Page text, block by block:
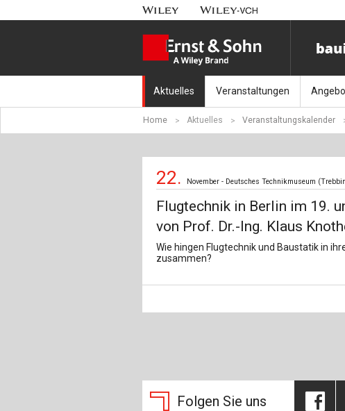
Aktuelles
Nachrichten
Aktuell erschienen
Erscheint in Kürze
Veranstaltungen
Münchener Kranbahntag
Fachkonferenz
Symposium
Beton-Kalender-Tag 2027
Veranstaltungskalender
Home Aktuelles Veranstaltungskalender
22. November - Deutsches Technikmuseum
Flugtechnik in Berlin im 19.
von Prof. Dr.-Ing. Klaus
Wie hingen Flugtechnik und Baustatik in
zusammen?
Folgen Sie uns